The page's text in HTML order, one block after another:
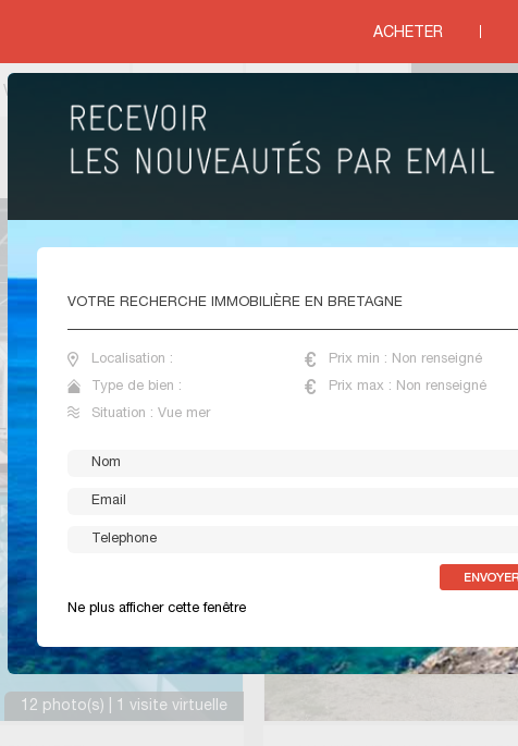
ACHETER
VENTE VILLAS VUE MER BRETAGNE
12 photo(s) | 1 visite virtuelle
Vue mer
VOTRE RECHERCHE IMMOBILIÈRE EN BRETAGNE
Localisation : Prix min : Non renseigné
Type de bien : Prix max : Non renseigné
Situation : Vue mer
Ne plus afficher cette fenêtre